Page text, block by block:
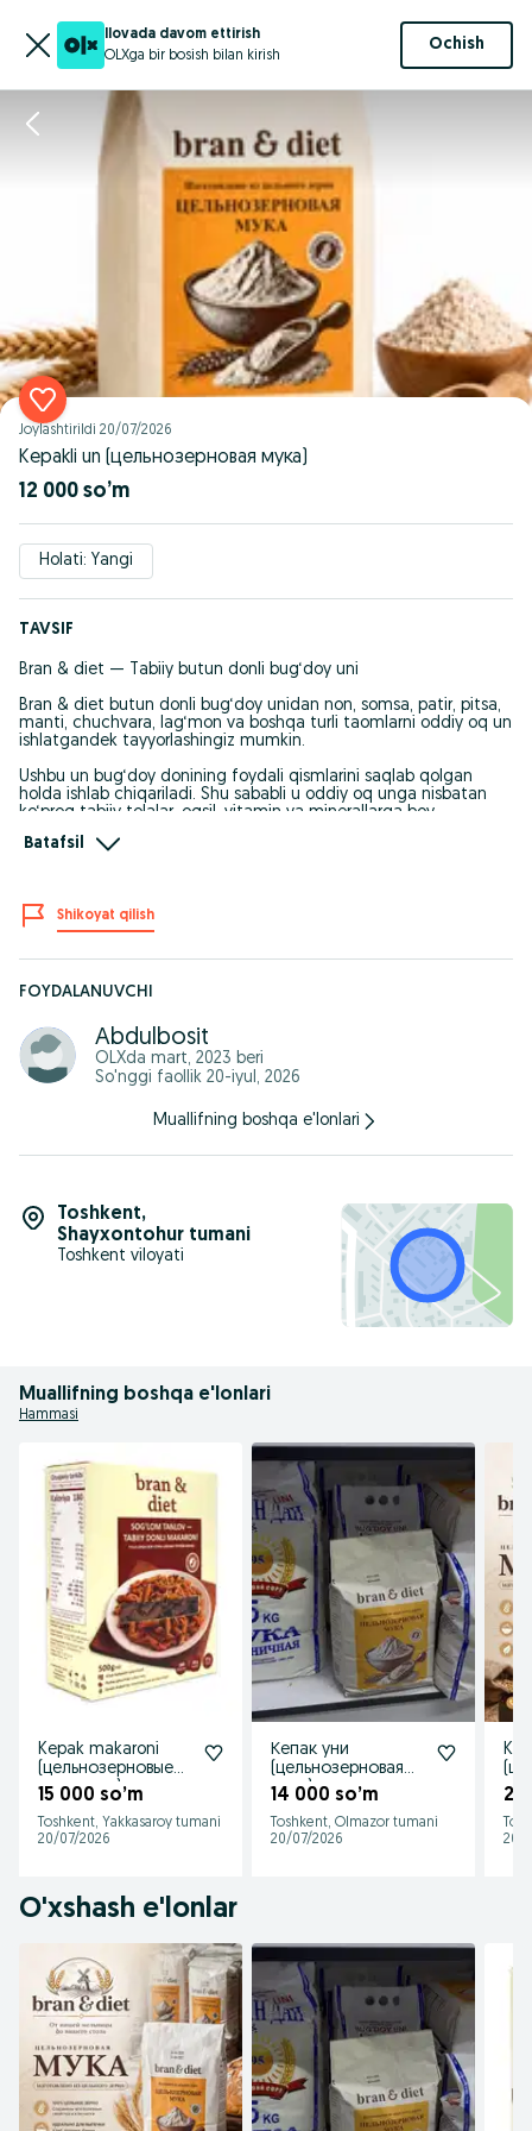
Ilovada davom ettirish
OLXga bir bosish bilan kirish
Ochish
Joylashtirildi 20/07/2026
Kepakli un (цельнозерновая мука)
12 000 so’m
Holati: Yangi
TAVSIF
Bran & diet — Tabiiy butun donli bug‘doy uni
Bran & diet butun donli bug‘doy unidan non, somsa, patir, pitsa,
manti, chuchvara, lag‘mon va boshqa turli taomlarni oddiy oq un
ishlatgandek tayyorlashingiz mumkin.
Ushbu un bug‘doy donining foydali qismlarini saqlab qolgan
holda ishlab chiqariladi. Shu sababli u oddiy oq unga nisbatan
ko‘proq tabiiy tolalar, oqsil, vitamin va minerallarga boy.
Bran & diet mahsulotlari sog‘lom va muvozanatli ovqatlanishga
Bran & diet butun donli bug‘doy uni 2 kg — 24 000 so‘m
Bran & diet kepakli undan tayyorlangan makaron 450 g — 13 000
so‘m
Buyurtma va ma'lumot uchun:
Telefon: +998 77 342 15 15
Instagram: BRANDIET.OFFICIAL
Bizning tegirmondan — sizning dasturxoningizgacha
Batafsil
Shikoyat qilish
FOYDALANUVCHI
Abdulbosit
OLXda mart, 2023 beri
So'nggi faollik 20-iyul, 2026
Muallifning boshqa e'lonlari
Toshkent,
Shayxontohur tumani
Toshkent viloyati
Muallifning boshqa e'lonlari
Hammasi
Kepak makaroni
(цельнозерновые
макароны)
15 000 so’m
Toshkent, Yakkasaroy tumani
20/07/2026
Кепак уни
(цельнозерновая
мука)
14 000 so’m
Toshkent, Olmazor tumani
20/07/2026
28
20/
O'xshash e'lonlar